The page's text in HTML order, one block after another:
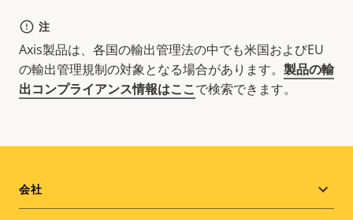
注
Axis製品は、各国の輸出管理法の中でも米国およびEU
の輸出管理規制の対象となる場合があります。 製品の輸
出コンプライアンス情報はここで検索できます。
Footer
会社